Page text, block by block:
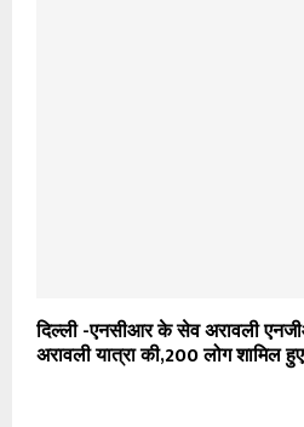
दिल्ली -एनसीआर के सेव अरावली
अरावली यात्रा की,200 लोग शामिल